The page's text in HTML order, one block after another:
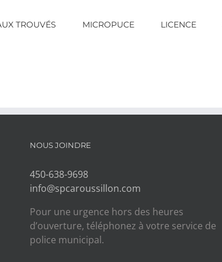
TROUVÉS MICROPUCE LICENCE
NOUS JOINDRE
450-638-9698
info@spcaroussillon.com
Pour une urgence hors des heures
d’ouverture, téléphonez à votre service de
police municipal.